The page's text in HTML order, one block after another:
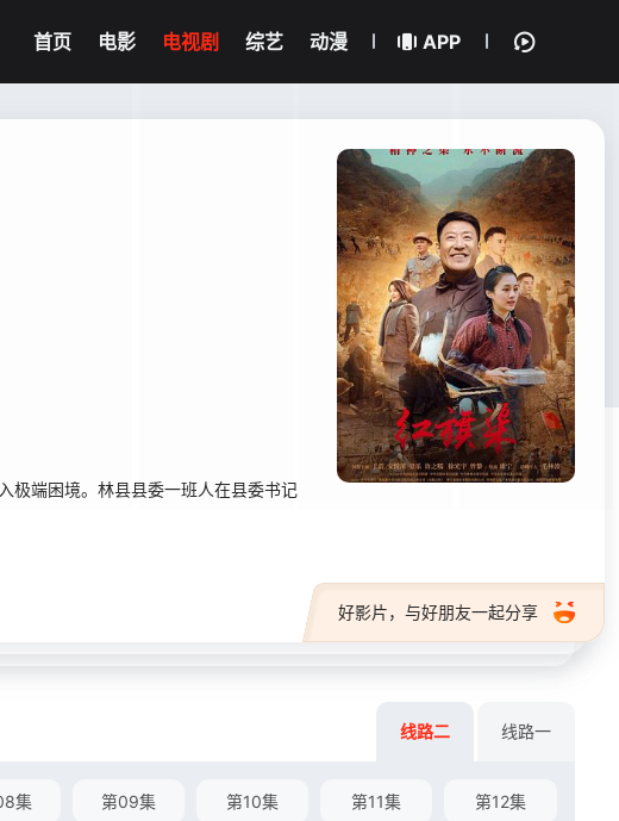
首页 电影 电视剧 综艺 动漫 APP
极端困境。林县县委一班人在县委书记
好影片，与好朋友一起分享
线路二 线路一
集 第09集 第10集 第11集 第12集